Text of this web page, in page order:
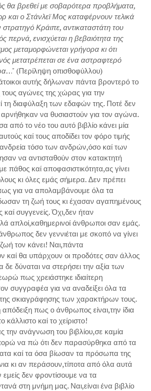
θα βρεθεί με σοβαρότερα προβλήματα,
και ο Στάνλεϊ Μος καταφέρνουν τελικά
Κράιπε, αντικαταστάτη του
περνά, ενισχύεται η βεβαιότητα της
μεταμορφώνεται γρήγορα κι ότι
μετατρέπεται σε ένα αστραφτερό
…" (Περίληψη οπισθοφύλλου)
αυτής δήλωναν πάντα βροντερό το
αγώνες της χώρας για την
διαφύλαξη των εδαφών της. Ποτέ δεν
να θυσιαστούν για τον αγώνα.
από το νέο του αυτό βιβλίο κάνει μία
καί τους αποδίδει τον φόρο τιμής
ανδρεία τόσο των ανδρών,όσο καί των
να αντισταθούν στον κατακτητή
πάθος καί αποφασιστικότητα,ας γίνει
κι όλες εμάς σήμερα. Δεν πρέπει
για να απολαμβάνουμε όλα τα
τη ζωή τους κι έχασαν αγαπημένους
συγγενείς. Όχι,δεν ήταν
απλοί,καθημερινοί άνθρωποι σαν εμάς.
δεν γεννιέται με σκοπό να γίνει
τον κάνει! Ναι,πάντα
καί θα υπάρχουν οι προδότες σαν άλλος
δε δύναται να στερήσει την αξία των
πως χρειάστηκε ιδιαίτερη
συγγραφέα για να αναδείξει όλα τα
σκιαγράφησης των χαρακτήρων τους.
πως ο άνθρωπος είναι,την ίδια
κάλλιστο καί το χείριστο!
ανάγνωση του βιβλίου,σε καμία
να πώ ότι δεν παρασύρθηκα από τα
καί τα όσα βίωσαν τα πρόσωπα της
κι αν περάσουν,τίποτα από όλα αυτά
εμείς δεν φροντίσουμε να τα
στη μνήμη μας. Ναι,είναι ένα βιβλίο